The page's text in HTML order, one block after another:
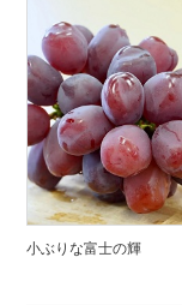
小ぶりな富士の輝